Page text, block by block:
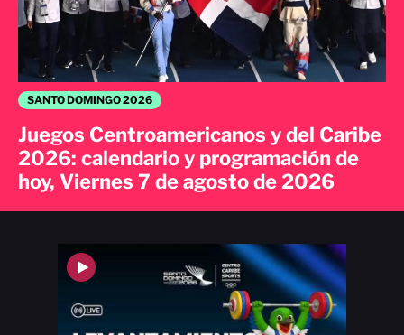
SANTO DOMINGO 2026
Juegos Centroamericanos y del Caribe
2026: calendario y programación de
hoy, Viernes 7 de agosto de 2026